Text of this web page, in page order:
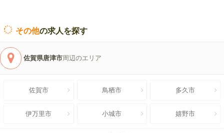
その他の求人を探す
佐賀県唐津市周辺のエリア
佐賀市 鳥栖市 多久市
伊万里市 小城市 嬉野市